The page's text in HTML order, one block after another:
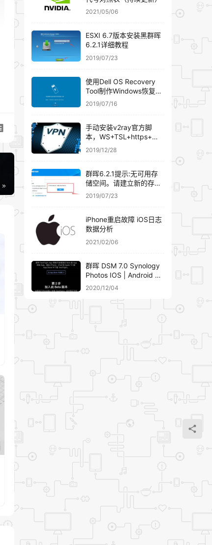
2021/05/06
ESXI 6.7版本安装黑群晖
6.2.1详细教程
2019/07/23
使用Dell OS Recovery
Tool制作Windows恢复U
盘
2019/07/16
手动安装v2ray官方脚
本，WS+TSL+https+域
名伪装
2019/12/28
群晖6.2.1提示:无可用存
储空间。请建立新的存储
空间。群晖添加硬盘组
RAID详细教程
2019/07/23
iPhone重启故障 iOS日志
数据分析
2021/02/06
群晖 DSM 7.0 Synology
Photos IOS | Android 客
户端下载安装
2020/12/04